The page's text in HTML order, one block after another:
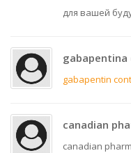
для вашей
gabapentina
gabapentin
canadian
canadian